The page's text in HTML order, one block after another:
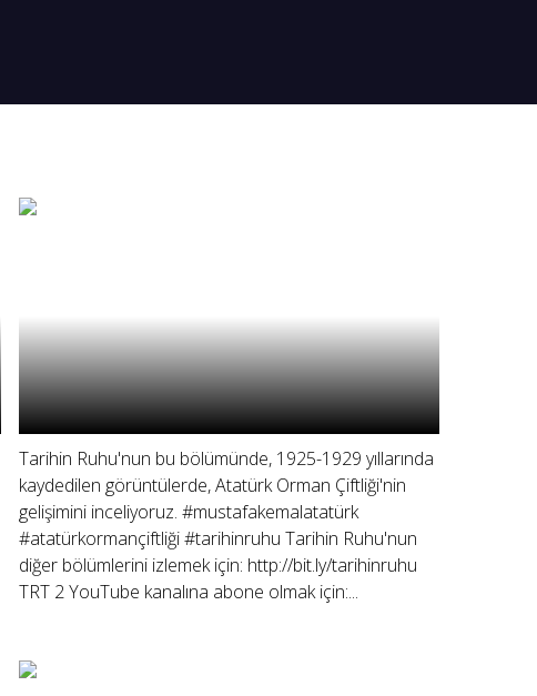
Tarihin Ruhu'nun bu bölümünde, 1925-1929 yıllarında
kaydedilen görüntülerde, Atatürk Orman Çiftliği'nin
gelişimini inceliyoruz. #mustafakemalatatürk
#atatürkormançiftliği #tarihinruhu Tarihin Ruhu'nun
diğer bölümlerini izlemek için: http://bit.ly/tarihinruhu
TRT 2 YouTube kanalına abone olmak için:...